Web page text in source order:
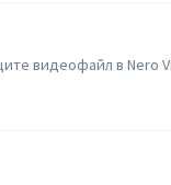
видеофайл в Nero